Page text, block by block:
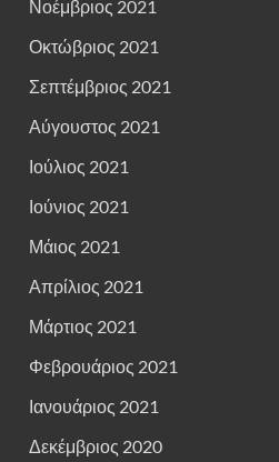
Νοέμβριος 2021
Οκτώβριος 2021
Σεπτέμβριος 2021
Αύγουστος 2021
Ιούλιος 2021
Ιούνιος 2021
Μάιος 2021
Απρίλιος 2021
Μάρτιος 2021
Φεβρουάριος 2021
Ιανουάριος 2021
Δεκέμβριος 2020